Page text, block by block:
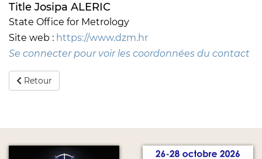
Title Josipa ALERIC
State Office for Metrology
Site web : https://www.dzm.hr
Se connecter pour voir les coordonnées du contact
Retour